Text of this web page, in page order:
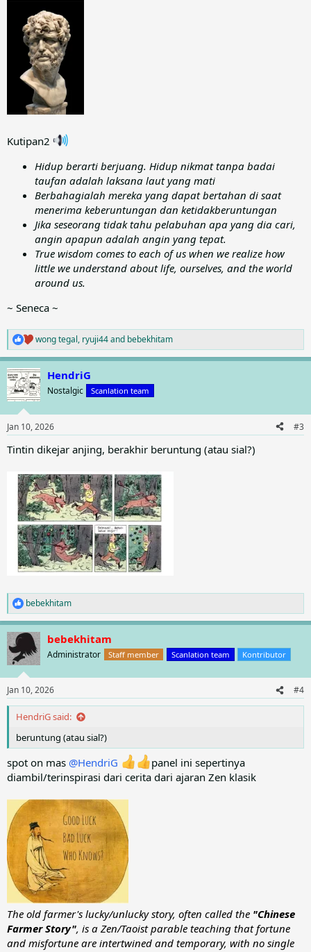
Kutipan2
Hidup berarti berjuang. Hidup nikmat tanpa badai
taufan adalah laksana laut yang mati
Berbahagialah mereka yang dapat bertahan di saat
menerima keberuntungan dan ketidakberuntungan
Jika seseorang tidak tahu pelabuhan apa yang dia cari,
angin apapun adalah angin yang tepat.
True wisdom comes to each of us when we realize how
little we understand about life, ourselves, and the world
around us.
~ Seneca ~
R
e
a
c
t
i
s
:
wong tegal, ryuji44and bebekhitam
HendriG
Nostalgic Scanlation team
Jan 10, 2026 #3
Tintin dikejar anjing, berakhir beruntung (atau sial?)
R
e
a
c
t
i
s
:
bebekhitam
bebekhitam
Administrator Staff member Scanlation team Kontributor
Jan 10, 2026 #4
HendriG said:
beruntung (atau sial?)
spot on mas @HendriG
panel ini sepertinya
diambil/terinspirasi dari cerita dari ajaran Zen klasik
The old farmer's lucky/unlucky story, often called the "Chinese
Farmer Story", is a Zen/Taoist parable teaching that fortune
and misfortune are intertwined and temporary, with no single